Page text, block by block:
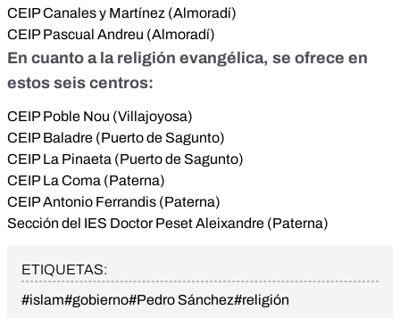
CEIP Canales y Martínez (Almoradí)
CEIP Pascual Andreu (Almoradí)
En cuanto a la religión evangélica, se ofrece en
estos seis centros:
CEIP Poble Nou (Villajoyosa)
CEIP Baladre (Puerto de Sagunto)
CEIP La Pinaeta (Puerto de Sagunto)
CEIP La Coma (Paterna)
CEIP Antonio Ferrandis (Paterna)
Sección del IES Doctor Peset Aleixandre (Paterna)
ETIQUETAS:
#islam#gobierno#Pedro Sánchez#religión